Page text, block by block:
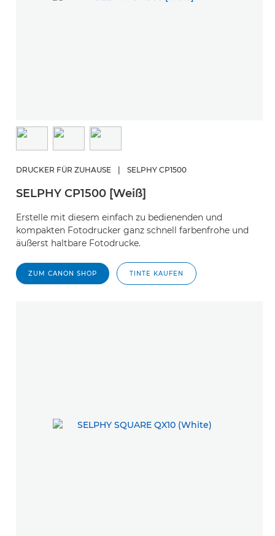
DRUCKER FÜR ZUHAUSE SELPHY CP1500
SELPHY CP1500 [Weiß]
Erstelle mit diesem einfach zu bedienenden und
kompakten Fotodrucker ganz schnell farbenfrohe und
äußerst haltbare Fotodrucke.
ZUM CANON SHOP TINTE KAUFEN